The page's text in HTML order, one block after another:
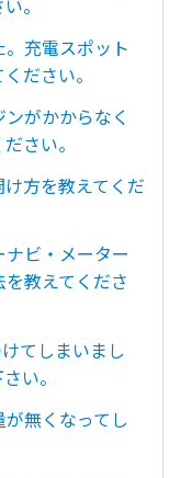
。
充電スポット
ださい。
がかからなく
さい。
方を教えてくだ
ビ・メーター
教えてくださ
てしまいまし
い。
無くなってし